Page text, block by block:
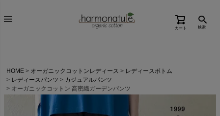
カート 検索
HOME オーガニックコットンレディース
レディースボトム
レディースパンツ
カジュアルパンツ
オーガニックコットン 高密織ガーデンパンツ